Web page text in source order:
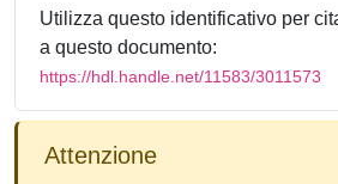
Utilizza questo identificativo per
a questo documento:
https://hdl.handle.net/11583/3011573
Attenzione